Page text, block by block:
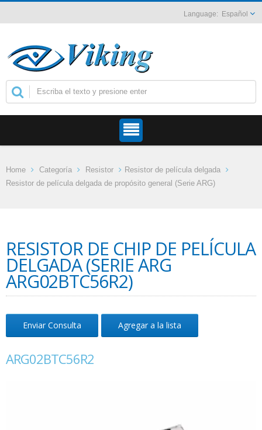
Español
Home Categoría Resistor
Resistor de película delgada
Resistor de película delgada de propósito general (Serie ARG)
RESISTOR DE CHIP DE PELÍCULA
DELGADA (SERIE ARG
ARG02BTC56R2)
Enviar Consulta Agregar a la lista
ARG02BTC56R2